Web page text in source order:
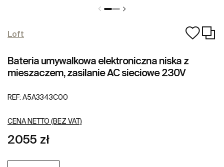
Loft
Bateria umywalkowa elektroniczna niska z
mieszaczem, zasilanie AC sieciowe 230V
REF: A5A3343C00
CENA NETTO (BEZ VAT)
2055 zł